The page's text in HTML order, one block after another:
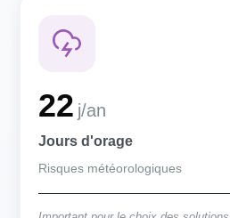
22 j/an
Jours d'orage
Risques météorologiques